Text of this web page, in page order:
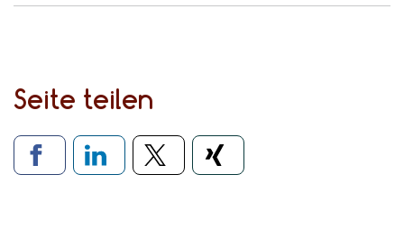
Seite teilen
Verlinkung zu sozialen Medien